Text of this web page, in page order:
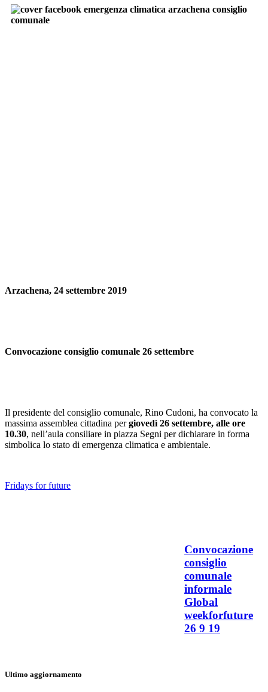
Arzachena, 24 settembre 2019
Convocazione consiglio comunale 26 settembre
Il presidente del consiglio comunale, Rino Cudoni, ha convocato la
massima assemblea cittadina pergiovedì 26 settembre, alle ore
10.30, nell’aula consiliare in piazza Segni per dichiarare in forma
simbolica lo stato di emergenza climatica e ambientale.
Fridays for future
Convocazione
consiglio
comunale
informale
Global
weekforfuture
26 9 19
Ultimo aggiornamento